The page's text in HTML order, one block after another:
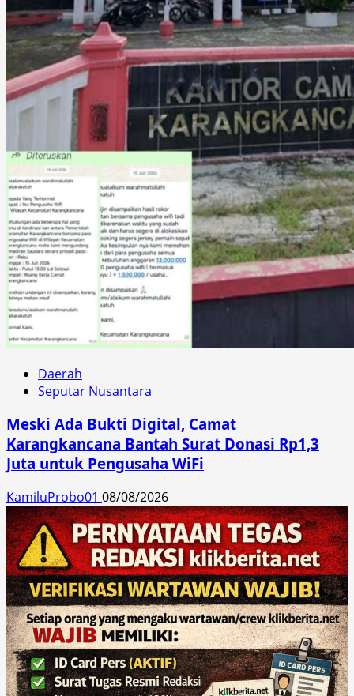
Daerah
Seputar Nusantara
Meski Ada Bukti Digital, Camat
Karangkancana Bantah Surat Donasi Rp1,3
Juta untuk Pengusaha WiFi
KamiluProbo01 08/08/2026